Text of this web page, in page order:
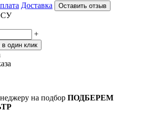
Доставка Оставить отзыв
+
в один клик
на подбор ПОДБЕРЕМ